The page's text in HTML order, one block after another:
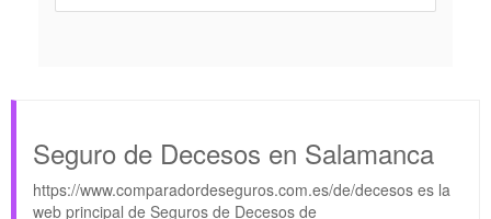
Seguro de Decesos en Salamanca
https://www.comparadordeseguros.com.es/de/decesos es la
web principal de Seguros de Decesos de